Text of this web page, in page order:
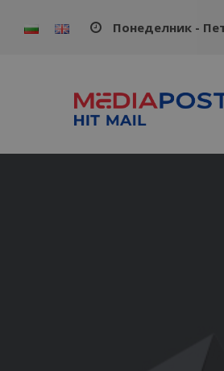
Понеделник -